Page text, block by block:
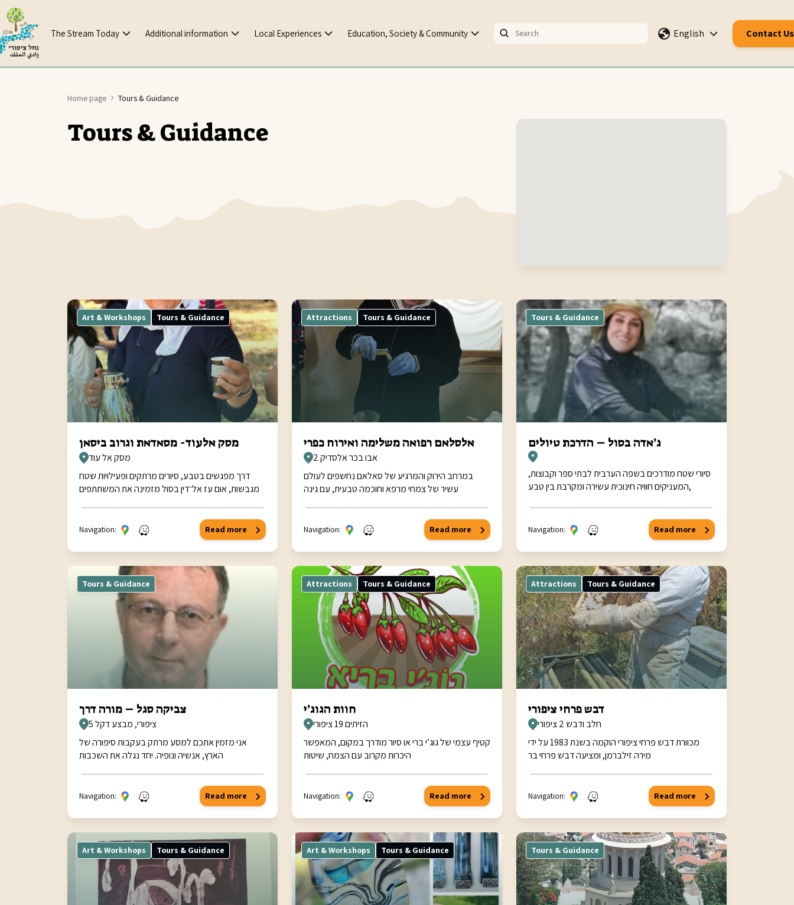
The Stream Today Additional information Local Experiences Education, Society & Community English Contact Us
Home page Tours & Guidance
Tours & Guidance
Art & Workshops Tours & Guidance
מסק אלעוד- מסאדאת וגרוב ביסאן
מסק אל עוד
דרך מפגשים בטבע, סיורים מרתקים ופעילויות שטח
מגבשות, אום עז אל־דין בסול מזמינה את המשתתפים
Navigation: Read more
Attractions Tours & Guidance
אלסלאם רפואה משלימה ואירוח כפרי
אבו בכר אלסדיק 2
במרחב הירוק והמרגיע של סאלאם נחשפים לעולם
עשיר של צמחי מרפא וחוכמה טבעית, עם גינה
Navigation: Read more
Tours & Guidance
ג’אדה בסול – הדרכת טיולים
סיורי שטח מודרכים בשפה הערבית לבתי ספר וקבוצות,
המעניקים חוויה חינוכית עשירה ומקרבת בין טבע,
Navigation: Read more
Tours & Guidance
צביקה סגל – מורה דרך
ציפורי, מבצע דקל 5
אני מזמין אתכם למסע מרתק בעקבות סיפורה של
הארץ, אנשיה ונופיה. יחד נגלה את השכבות
Navigation: Read more
Attractions Tours & Guidance
חוות הגוג’י
הזיתים 19 ציפורי
קטיף עצמי של גוג’י ברי או סיור מודרך במקום, המאפשר
היכרות מקרוב עם הצמח, שיטות
Navigation: Read more
Attractions Tours & Guidance
דבש פרחי ציפורי
חלב ודבש 2 ציפורי
מכוורת דבש פרחי ציפורי הוקמה בשנת 1983 על ידי
מירה זילברמן, ומציעה דבש פרחי בר
Navigation: Read more
Art & Workshops Tours & Guidance Art & Workshops Tours & Guidance Tours & Guidance